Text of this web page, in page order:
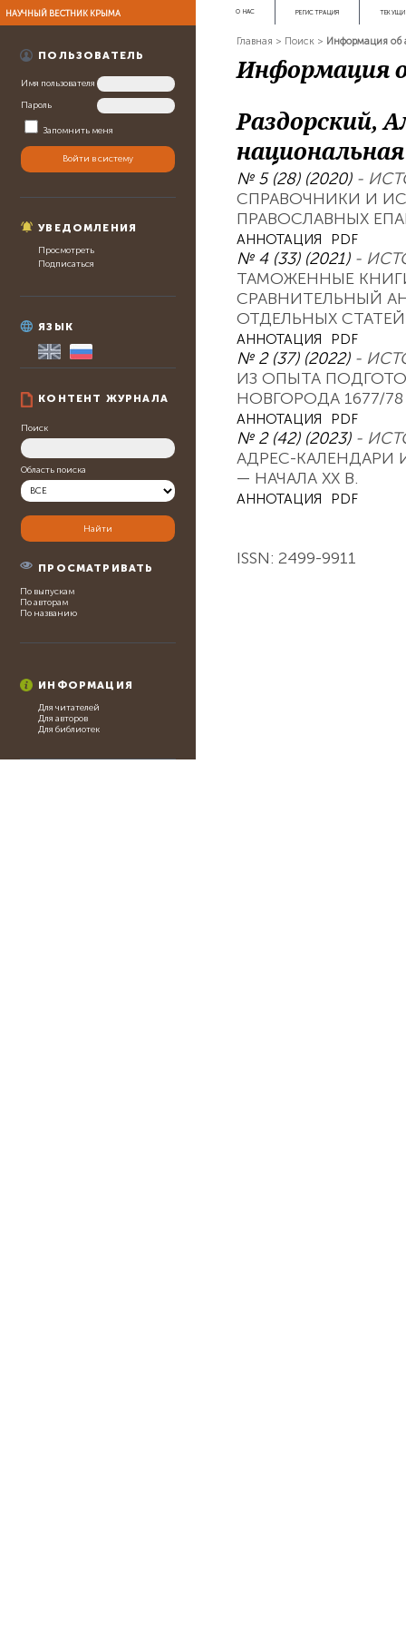
НАУЧНЫЙ ВЕСТНИК КРЫМА
ПОЛЬЗОВАТЕЛЬ
Имя пользователя
Пароль
Запомнить меня
УВЕДОМЛЕНИЯ
Просмотреть
Подписаться
ЯЗЫК
КОНТЕНТ ЖУРНАЛА
Поиск
Область поиска
ПРОСМАТРИВАТЬ
По выпускам
По авторам
По названию
ИНФОРМАЦИЯ
Для читателей
Для авторов
Для библиотек
О НАС РЕГИСТРАЦИЯ
Главная > Поиск > Информация об
Информация
Раздорский,
№ 5 (28) (2020)-
СПРАВОЧНИКИ И
ПРАВОСЛАВНЫХ
АННОТАЦИЯ PDF
№ 4 (33) (2021)-
ТАМОЖЕННЫЕ
СРАВНИТЕЛЬНЫЙ
ОТДЕЛЬНЫХ СТАТЕЙ
АННОТАЦИЯ PDF
№ 2 (37) (2022)-
ИЗ ОПЫТА
НОВГОРОДА 1677/78
АННОТАЦИЯ PDF
№ 2 (42) (2023)-
АДРЕС-КАЛЕНДАРИ
— НАЧАЛА XX В.
АННОТАЦИЯ PDF
ISSN: 2499-9911